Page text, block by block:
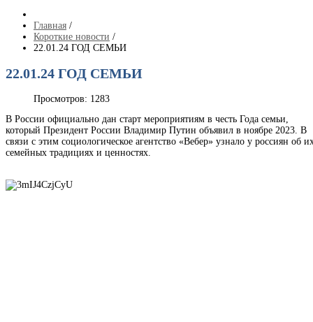
Главная /
Короткие новости /
22.01.24 ГОД СЕМЬИ
22.01.24 ГОД СЕМЬИ
Просмотров: 1283
В России официально дан старт мероприятиям в честь Года семьи,
который Президент России Владимир Путин объявил в ноябре 2023. В
связи с этим социологическое агентство «Вебер» узнало у россиян об
семейных традициях и ценностях.